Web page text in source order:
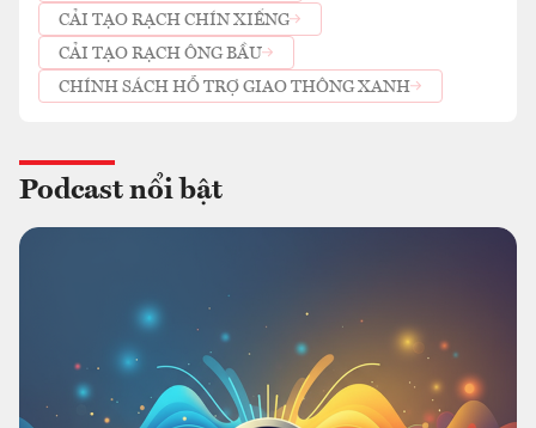
CẢI TẠO RẠCH CHÍN XIỂNG
CẢI TẠO RẠCH ÔNG BẦU
CHÍNH SÁCH HỖ TRỢ GIAO THÔNG XANH
Podcast nổi bật